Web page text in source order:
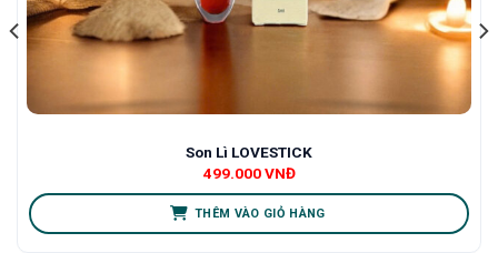
Son Lì LOVESTICK
499.000VNĐ
THÊM VÀO GIỎ HÀNG